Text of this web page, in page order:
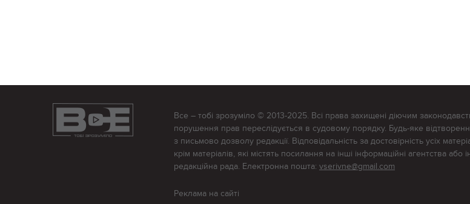
Все – тобі зрозуміло © 2013-2025. Всі права захищені діючим
порушення прав переслідується в судовому порядку. Будь-яке
з письмово дозволу редакції. Відповідальність за достовірність усіх
крім матеріалів, які містять посилання на інші інформаційні агентства або
редакційна рада. Електронна пошта: vserivne@gmail.com
Реклама на сайті